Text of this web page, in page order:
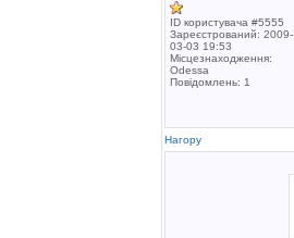
ID користувача #5555
Зареєстрований: 2009-
03-03 19:53
Місцезнаходження:
Odessa
Повідомлень: 1
Нагору